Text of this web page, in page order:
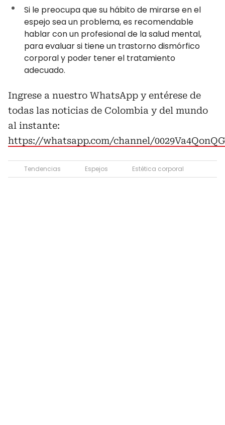
Si le preocupa que su hábito de mirarse en el
espejo sea un problema, es recomendable
hablar con un profesional de la salud mental,
para evaluar si tiene un trastorno dismórfico
corporal y poder tener el tratamiento
adecuado.
Ingrese a nuestro WhatsApp y entérese de
todas las noticias de Colombia y del mundo
al instante:
https://whatsapp.com/channel/
Tendencias Espejos Estética corporal